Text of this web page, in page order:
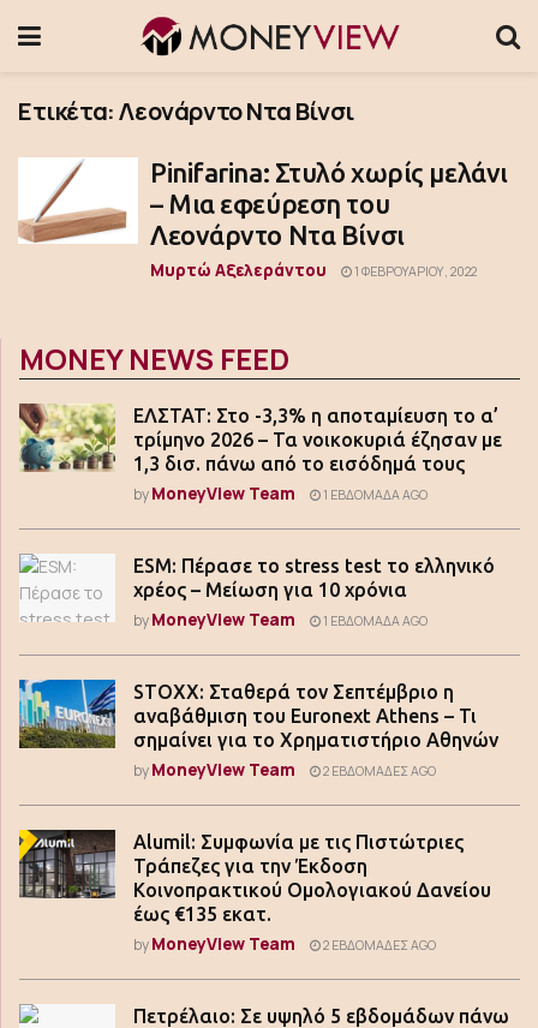
Ετικέτα:Λεονάρντο Ντα Βίνσι
Pinifarina: Στυλό χωρίς μελάνι
– Mια εφεύρεση του
Λεονάρντο Ντα Βίνσι
Μυρτώ Αξελεράντου 1 ΦΕΒΡΟΥΑΡΊΟΥ, 2022
MONEY NEWS FEED
ΕΛΣΤΑΤ: Στο -3,3% η αποταμίευση το α’
τρίμηνο 2026 – Τα νοικοκυριά έζησαν με
1,3 δισ. πάνω από το εισόδημά τους
byMoneyView Team 1 ΕΒΔΟΜΆΔΑ AGO
ESM: Πέρασε το stress test το ελληνικό
χρέος – Μείωση για 10 χρόνια
byMoneyView Team 1 ΕΒΔΟΜΆΔΑ AGO
STOXX: Σταθερά τον Σεπτέμβριο η
αναβάθμιση του Euronext Athens – Τι
σημαίνει για το Χρηματιστήριο Αθηνών
byMoneyView Team 2 ΕΒΔΟΜΆΔΕΣ AGO
Alumil: Συμφωνία με τις Πιστώτριες
Τράπεζες για την Έκδοση
Κοινοπρακτικού Ομολογιακού Δανείου
έως €135 εκατ.
byMoneyView Team 2 ΕΒΔΟΜΆΔΕΣ AGO
Πετρέλαιο: Σε υψηλό 5 εβδομάδων πάνω